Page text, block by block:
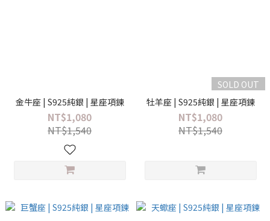
金牛座 | S925純銀 | 星座項鍊
NT$1,080
NT$1,540
SOLD OUT
牡羊座 | S925純銀 | 星座項鍊
NT$1,080
NT$1,540